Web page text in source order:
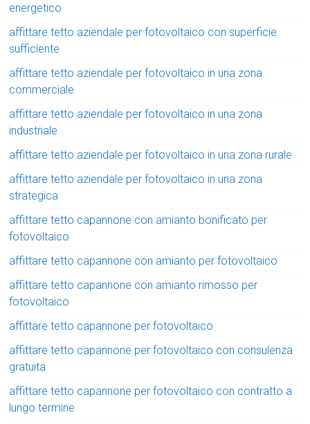
energetico
affittare tetto aziendale per fotovoltaico con superficie
sufficiente
affittare tetto aziendale per fotovoltaico in una zona
commerciale
affittare tetto aziendale per fotovoltaico in una zona
industriale
affittare tetto aziendale per fotovoltaico in una zona rurale
affittare tetto aziendale per fotovoltaico in una zona
strategica
affittare tetto capannone con amianto bonificato per
fotovoltaico
affittare tetto capannone con amianto per fotovoltaico
affittare tetto capannone con amianto rimosso per
fotovoltaico
affittare tetto capannone per fotovoltaico
affittare tetto capannone per fotovoltaico con consulenza
gratuita
affittare tetto capannone per fotovoltaico con contratto a
lungo termine